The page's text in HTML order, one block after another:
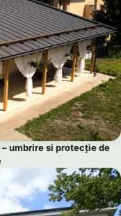
umbrire si protecție de